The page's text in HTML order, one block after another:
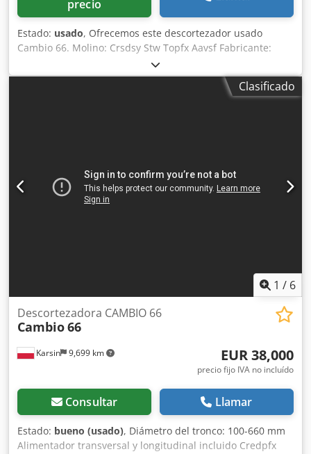
precio
Estado: usado, Ofrecemos este descortezador usado
Cambio 66. Molino: Crsdsy Stw Topfx Aavsf Fabricante:
HAGBY BIL & SMIDE AB Tipo: RWP-14 EU Número de serie:
529 Año de fabricación: 2017 Si tiene preguntas o necesita
información adicional, no dude en enviarnos un mensaje o
Clasificado
1 / 6
Karsin 9,699 km
Descortezadora CAMBIO 66
Cambio66
EUR 38,000
precio fijo IVA no incluído
Consultar Llamar
Estado: bueno (usado), Diámetro del tronco: 100-660 mm
Alimentador transversal y longitudinal incluido Credpfx